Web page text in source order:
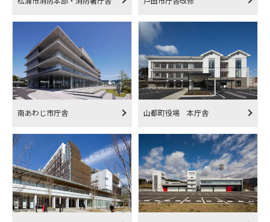
南あわじ市庁舎 山都町役場 本庁舎